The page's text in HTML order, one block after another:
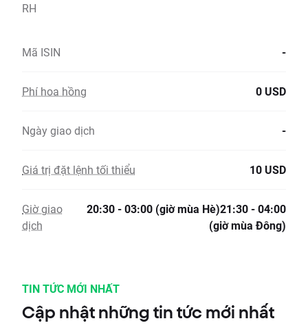
RH
Mã ISIN -
Phí hoa hồng 0 USD
Ngày giao dịch -
Giá trị đặt lệnh tối thiểu 10 USD
Giờ giao
dịch
20:30 - 03:00 (giờ mùa Hè)21:30 - 04:00
(giờ mùa Đông)
TIN TỨC MỚI NHẤT
Cập nhật những tin tức mới nhất